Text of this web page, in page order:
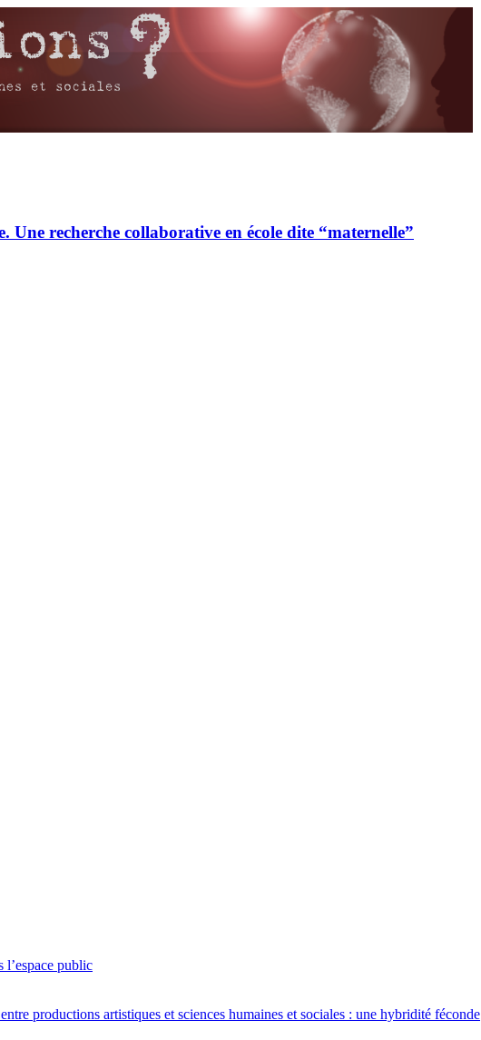
recherche collaborative en école dite “maternelle”
l’espace public
productions artistiques et sciences humaines et sociales : une hybridité féconde